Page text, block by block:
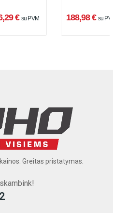
€ su PVM 188,98 € su
Greitas pristatymas.